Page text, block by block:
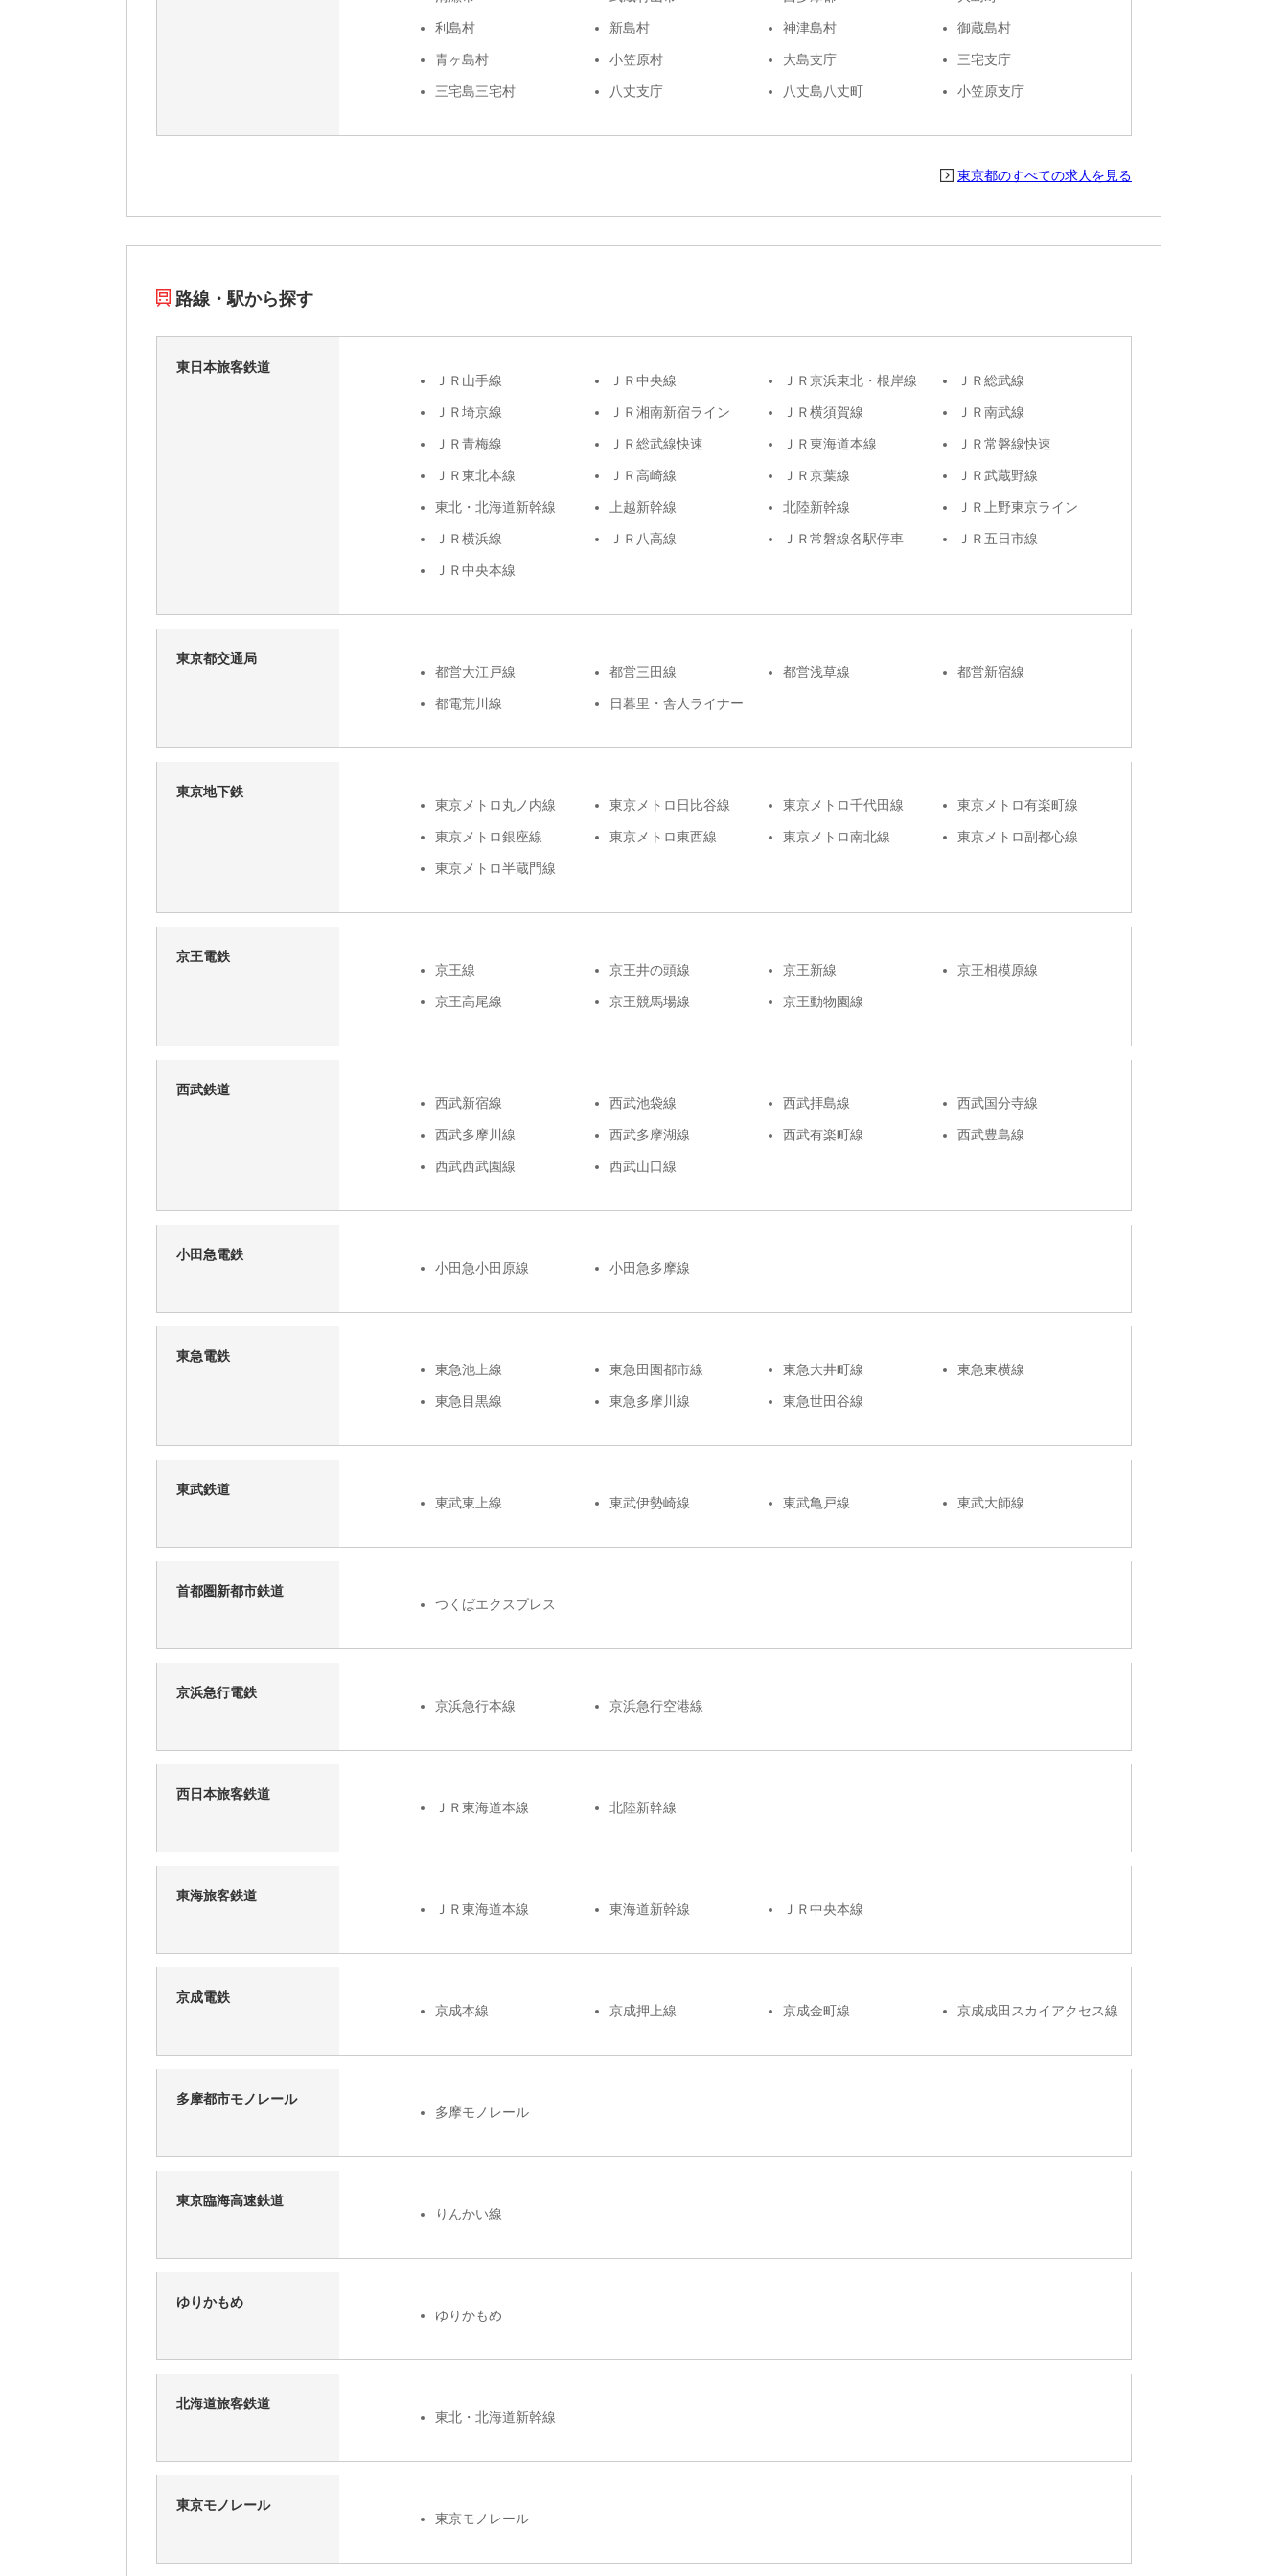
利島村 新島村 神津島村 御蔵島村
青ヶ島村 小笠原村 大島支庁 三宅支庁
三宅島三宅村 八丈支庁 八丈島八丈町 小笠原支庁
東京都のすべての求人を見る
路線・駅から探す
東日本旅客鉄道
ＪＲ山手線
ＪＲ中央線 ＪＲ京浜東北・根岸線 ＪＲ総武線
ＪＲ埼京線 ＪＲ湘南新宿ライン ＪＲ横須賀線 ＪＲ南武線
ＪＲ青梅線 ＪＲ総武線快速 ＪＲ東海道本線 ＪＲ常磐線快速
ＪＲ東北本線 ＪＲ高崎線 ＪＲ京葉線 ＪＲ武蔵野線
東北・北海道新幹線 上越新幹線 北陸新幹線 ＪＲ上野東京ライン
ＪＲ横浜線 ＪＲ八高線 ＪＲ常磐線各駅停車 ＪＲ五日市線
ＪＲ中央本線
東京都交通局
都営大江戸線
都営三田線 都営浅草線 都営新宿線
都電荒川線 日暮里・舎人ライナー
東京地下鉄
東京メトロ丸ノ内線
東京メトロ日比谷線 東京メトロ千代田線 東京メトロ有楽町線
東京メトロ銀座線 東京メトロ東西線 東京メトロ南北線 東京メトロ副都心線
東京メトロ半蔵門線
京王電鉄
京王線
京王井の頭線 京王新線 京王相模原線
京王高尾線 京王競馬場線 京王動物園線
西武鉄道
西武新宿線
西武池袋線 西武拝島線 西武国分寺線
西武多摩川線 西武多摩湖線 西武有楽町線 西武豊島線
西武西武園線 西武山口線
小田急電鉄
小田急小田原線
小田急多摩線
東急電鉄
東急池上線
東急田園都市線 東急大井町線 東急東横線
東急目黒線 東急多摩川線 東急世田谷線
東武鉄道
東武東上線
東武伊勢崎線 東武亀戸線 東武大師線
首都圏新都市鉄道
つくばエクスプレス
京浜急行電鉄
京浜急行本線
京浜急行空港線
西日本旅客鉄道
ＪＲ東海道本線
北陸新幹線
東海旅客鉄道
ＪＲ東海道本線
東海道新幹線 ＪＲ中央本線
京成電鉄
京成本線
京成押上線 京成金町線 京成成田スカイアクセス線
多摩都市モノレール
多摩モノレール
東京臨海高速鉄道
りんかい線
ゆりかもめ
ゆりかもめ
北海道旅客鉄道
東北・北海道新幹線
東京モノレール
東京モノレール